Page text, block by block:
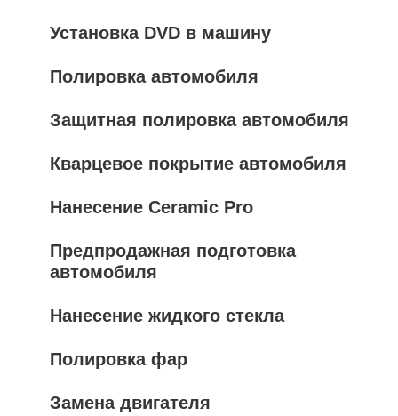
Установка DVD в машину
Полировка автомобиля
Защитная полировка автомобиля
Кварцевое покрытие автомобиля
Нанесение Ceramic Pro
Предпродажная подготовка
автомобиля
Нанесение жидкого стекла
Полировка фар
Замена двигателя